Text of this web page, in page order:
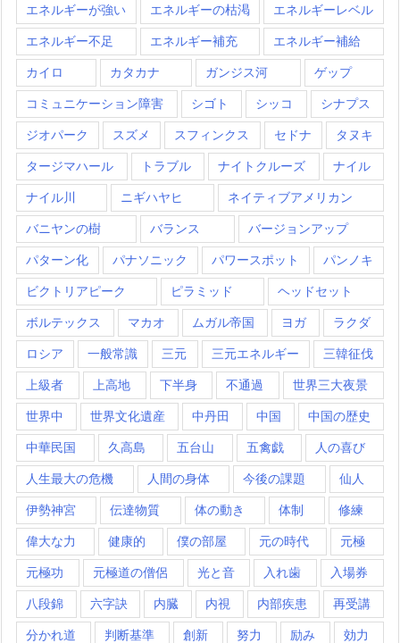
エネルギーが強い エネルギーの枯渇 エネルギーレベル
エネルギー不足 エネルギー補充 エネルギー補給
カイロ カタカナ ガンジス河 ゲップ
コミュニケーション障害 シゴト シッコ シナプス
ジオパーク スズメ スフィンクス セドナ タヌキ
タージマハール トラブル ナイトクルーズ ナイル
ナイル川 ニギハヤヒ ネイティブアメリカン
バニヤンの樹 バランス バージョンアップ
パターン化 パナソニック パワースポット パンノキ
ビクトリアピーク ピラミッド ヘッドセット
ボルテックス マカオ ムガル帝国 ヨガ ラクダ
ロシア 一般常識 三元 三元エネルギー 三韓征伐
上級者 上高地 下半身 不通過 世界三大夜景
世界中 世界文化遺産 中丹田 中国 中国の歴史
中華民国 久高島 五台山 五禽戯 人の喜び
人生最大の危機 人間の身体 今後の課題 仙人
伊勢神宮 伝達物質 体の動き 体制 修練
偉大な力 健康的 僕の部屋 元の時代 元極
元極功 元極道の僧侶 光と音 入れ歯 入場券
八段錦 六字訣 内臓 内視 内部疾患 再受講
分かれ道 判断基準 創新 努力 励み 効力